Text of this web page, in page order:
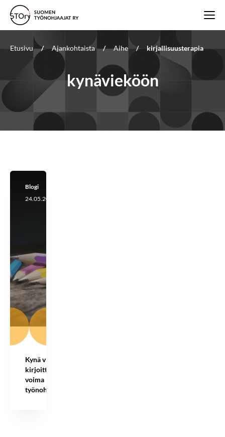
Etusivu / Ajankohtaista / Aihe / kirjallisuusterapia
kynävieköön
Blogi
24.05.2023
Kynä vieköön –
kirjoittamisen
voima
työnohjauksessa